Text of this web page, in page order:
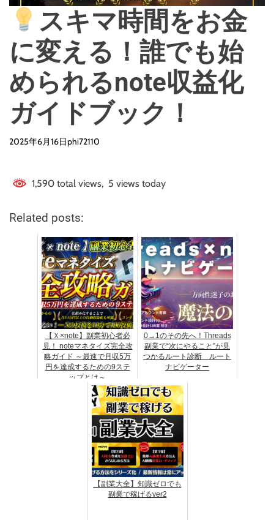
スキマ時間をお金
に変える！誰でも始
められるnote収益化
ガイドブック！
2025年6月16日phi72110
1,590 total views, 5 views today
Related posts:
【Ｘ×note】副業初心者必
見！ noteマネタイズ完全攻
略ガイド ～最速で月収5万
円を達成するための9ステ
ップとは～
0→1のその先へ！Threads
副業で“次にやること”が見
つかるルート診断 ルート
ナビゲーター
【副業大全】知識ゼロでも
副業で稼げるver2